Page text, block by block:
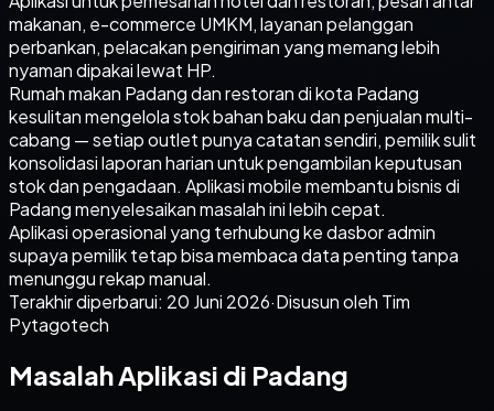
makanan, e-commerce UMKM, layanan pelanggan
perbankan, pelacakan pengiriman yang memang lebih
nyaman dipakai lewat HP.
Rumah makan Padang dan restoran di kota Padang
kesulitan mengelola stok bahan baku dan penjualan multi-
cabang — setiap outlet punya catatan sendiri, pemilik sulit
konsolidasi laporan harian untuk pengambilan keputusan
stok dan pengadaan. Aplikasi mobile membantu bisnis di
Padang menyelesaikan masalah ini lebih cepat.
Aplikasi operasional yang terhubung ke dasbor admin
supaya pemilik tetap bisa membaca data penting tanpa
menunggu rekap manual.
Terakhir diperbarui: 20 Juni 2026·Disusun oleh Tim
Pytagotech
Masalah Aplikasi di Padang